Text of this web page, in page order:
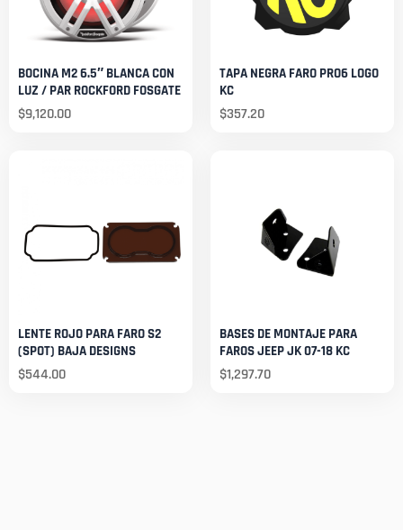
BOCINA M2 6.5″ BLANCA CON
LUZ / PAR ROCKFORD FOSGATE
$9,120.00
TAPA NEGRA FARO PRO6 LOGO
KC
$357.20
LENTE ROJO PARA FARO S2
(SPOT) BAJA DESIGNS
$544.00
BASES DE MONTAJE PARA
FAROS JEEP JK 07-18 KC
$1,297.70